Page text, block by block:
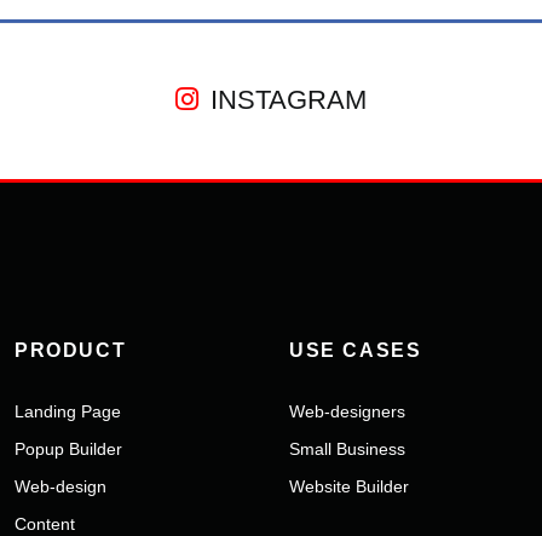
INSTAGRAM
PRODUCT
Landing Page
Popup Builder
Web-design
Content
USE CASES
Web-designers
Small Business
Website Builder